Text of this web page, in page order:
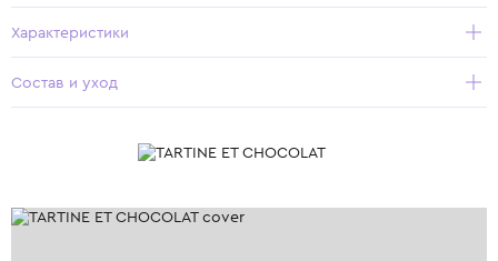
Характеристики
Состав и уход